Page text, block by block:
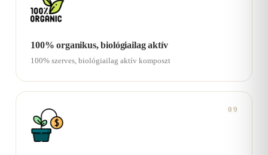
100% organikus, biológiailag aktív
100% szerves, biológiailag aktív komposzt
09